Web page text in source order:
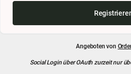
Angeboten von
Social Login über OAuth zurzeit nur